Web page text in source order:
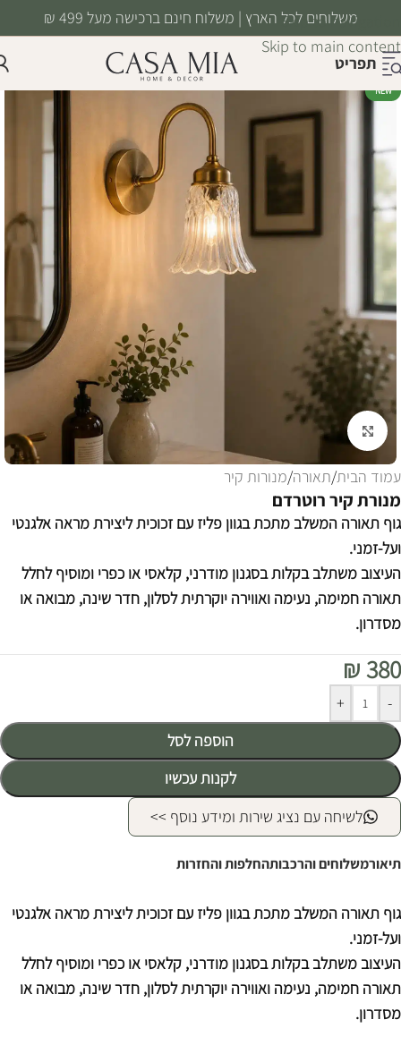
Skip to navigation
Skip to main content
משלוחים לכל הארץ | משלוח חינם ברכישה מעל 499 ₪
תפריט
NEW
לחצו להגדלה
עמוד הבית/תאורה/מנורות קיר
מנורת קיר רוטרדם
גוף תאורה המשלב מתכת בגוון פליז עם זכוכית ליצירת מראה אלגנטי
ועל-זמני.
העיצוב משתלב בקלות בסגנון מודרני, קלאסי או כפרי ומוסיף לחלל
תאורה חמימה, נעימה ואווירה יוקרתית לסלון, חדר שינה, מבואה או
מסדרון.
₪380
-
+
הוספה לסל
לקנות עכשיו
Alternative:
לשיחה עם נציג שירות ומידע נוסף >>
תיאורמשלוחים והרכבותהחלפות והחזרות
גוף תאורה המשלב מתכת בגוון פליז עם זכוכית ליצירת מראה אלגנטי
ועל-זמני.
העיצוב משתלב בקלות בסגנון מודרני, קלאסי או כפרי ומוסיף לחלל
תאורה חמימה, נעימה ואווירה יוקרתית לסלון, חדר שינה, מבואה או
מסדרון.